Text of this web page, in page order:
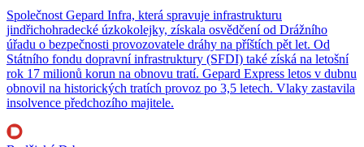
Společnost Gepard Infra, která spravuje infrastrukturu
jindřichohradecké úzkokolejky, získala osvědčení od Drážního
úřadu o bezpečnosti provozovatele dráhy na příštích pět let. Od
Státního fondu dopravní infrastruktury (SFDI) také získá na letošní
rok 17 milionů korun na obnovu tratí. Gepard Express letos v dubnu
obnovil na historických tratích provoz po 3,5 letech. Vlaky zastavila
insolvence předchozího majitele.